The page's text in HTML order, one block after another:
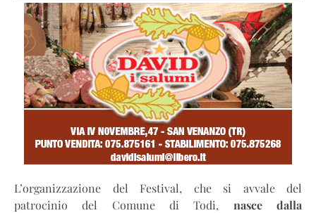
L’organizzazione del Festival, che si avvale del
patrocinio del Comune di Todi, nasce dalla